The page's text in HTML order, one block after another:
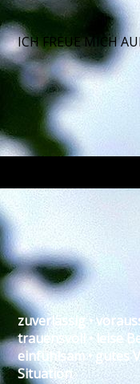
ICH FREUE MICH
zu­ver­lässig •
trauens­voll • leise
ein­fühl­sam • gutes
Situation